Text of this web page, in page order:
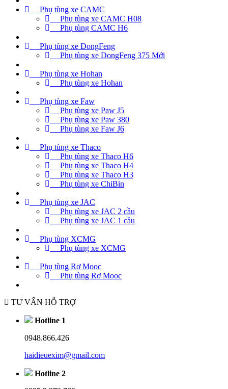
Phụ tùng xe CAMC
Phụ tùng xe CAMC H08
Phụ tùng CAMC H6
Phụ tùng xe DongFeng
Phụ tùng xe DongFeng 375 Mới
Phụ tùng xe Hohan
Phụ tùng xe Hohan
Phụ tùng xe Faw
Phụ tùng xe Paw J5
Phụ tùng xe Paw 380
Phụ tùng xe Faw J6
Phụ tùng xe Thaco
Phụ tùng xe Thaco H6
Phụ tùng xe Thaco H4
Phụ tùng xe Thaco H3
Phụ tùng xe ChiBin
Phụ tùng xe JAC
Phụ tùng xe JAC 2 cầu
Phụ tùng xe JAC 1 cầu
Phụ tùng XCMG
Phụ tùng xe XCMG
Phụ tùng Rơ Mooc
Phụ tùng Rơ Mooc
TƯ VẤN HỖ TRỢ
Hotline 1
0948.866.426
haidieuexim@gmail.com
Hotline 2